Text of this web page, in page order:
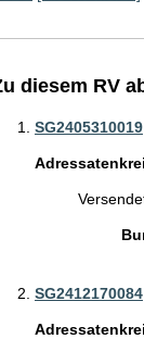
diesem RV
SG2405310019
SG2412170084